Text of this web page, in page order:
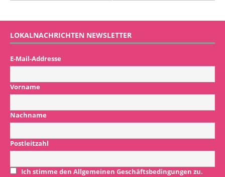
LOKALNACHRICHTEN NEWSLETTER
E-Mail-Addresse
Vorname
Nachname
Postleitzahl
Ich stimme den Allgemeinen Geschäftsbedingungen zu.